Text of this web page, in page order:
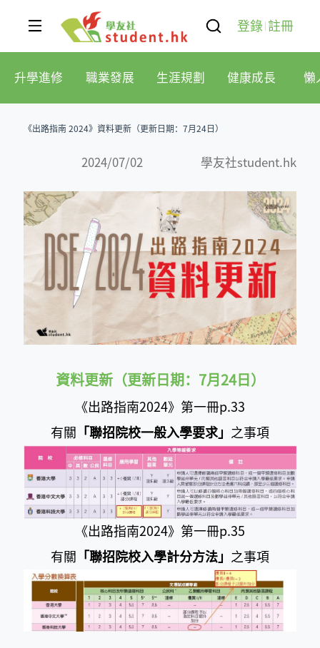
登錄 註冊
升學進修 職業發展 生涯規劃 健康成長 懶
《出路指南 2024》資料更新（更新日期：7月24日）
2024/07/02 學友社student.hk
資料更新（更新日期：7月24日）
《出路指南2024》第一冊p.33
有關
「聯招院校一般入學要求」 之事項
《出路指南2024》第一冊p.35
有關
「聯招院校入學計分方法」 之事項